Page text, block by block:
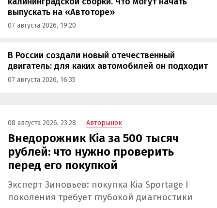
выпускать на «Автоторе»
07 августа 2026, 19:20
В России создали новый отечественный
двигатель: для каких автомобилей он подходит
07 августа 2026, 16:35
08 августа 2026, 23:28 Авторынок
Внедорожник Kia за 500 тысяч
рублей: что нужно проверить
перед его покупкой
Эксперт Зиновьев: покупка Kia Sportage I
поколения требует глубокой диагностики